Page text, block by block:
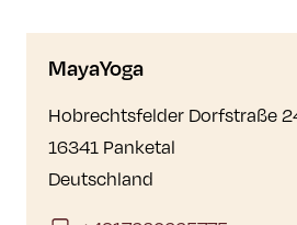
MayaYoga
Hobrechtsfelder Dorfstraße
16341 Panketal
Deutschland